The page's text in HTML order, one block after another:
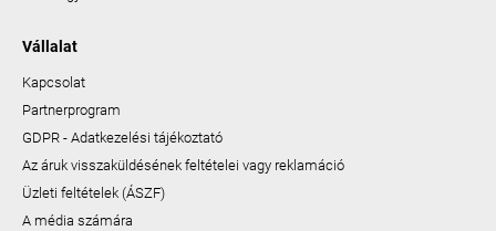
Vállalat
Kapcsolat
Partnerprogram
GDPR - Adatkezelési tájékoztató
Az áruk visszaküldésének feltételei vagy reklamáció
Üzleti feltételek (ÁSZF)
A média számára